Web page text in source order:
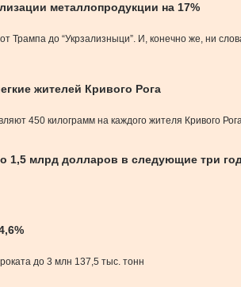
металлопродукции на 17%
Трампа до “Укрзализныци”. И, конечно же, ни
жителей Кривого Рога
450 килограмм на каждого жителя Кривого
1,5 млрд долларов в следующие три
до 3 млн 137,5 тыс. тонн